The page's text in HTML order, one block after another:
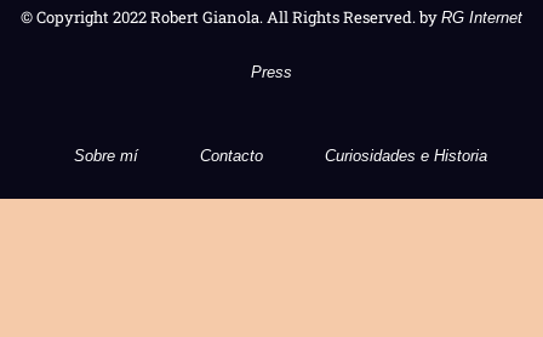
© Copyright 2022 Robert Gianola. All Rights Reserved. by RG Internet
Press
Sobre mí Contacto Curiosidades e Historia